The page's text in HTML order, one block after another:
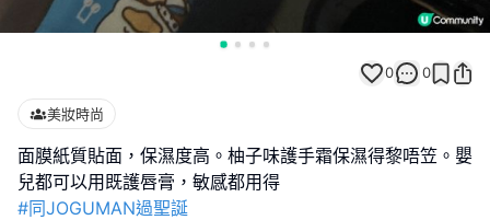
0 0
美妝時尚
面膜紙質貼面，保濕度高。柚子味護手霜保濕得黎唔笠。嬰
#同JOGUMAN過聖誕